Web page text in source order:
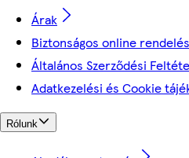
Árak
Biztonságos online rendelés
Általános Szerződési
Adatkezelési és Cookie
Rólunk